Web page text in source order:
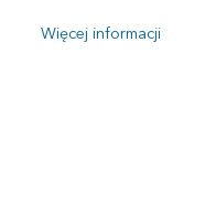
Więcej informacji